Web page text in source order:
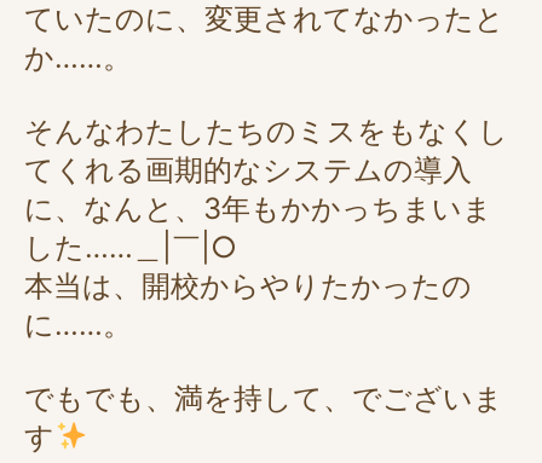
ていたのに、変更されてなかったと
か……。
そんなわたしたちのミスをもなくし
てくれる画期的なシステムの導入
に、なんと、3年もかかっちまいま
した……＿|￣|○
本当は、開校からやりたかったの
に……。
でもでも、満を持して、でございま
す